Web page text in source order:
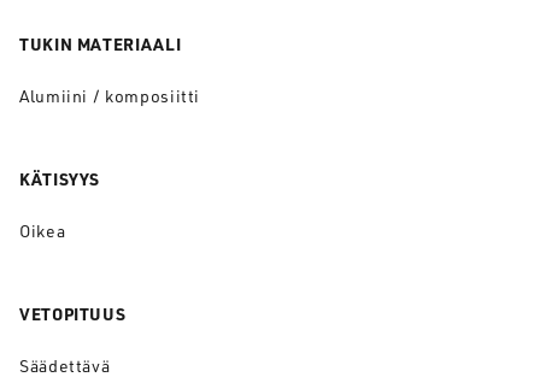
TUKIN MATERIAALI
Alumiini / komposiitti
KÄTISYYS
Oikea
VETOPITUUS
Säädettävä